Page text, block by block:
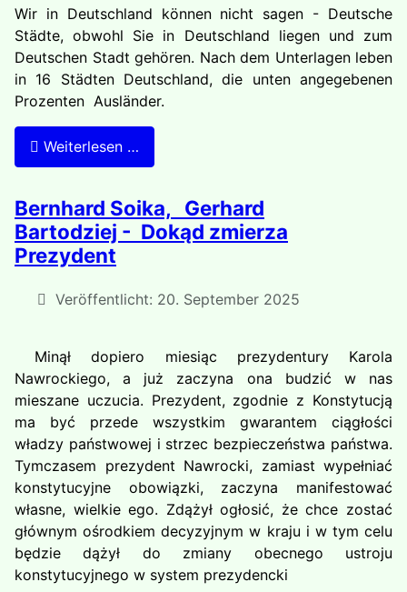
Wir in Deutschland können nicht sagen - Deutsche
Städte, obwohl Sie in Deutschland liegen und zum
Deutschen Stadt gehören. Nach dem Unterlagen leben
in 16 Städten Deutschland, die unten angegebenen
Prozenten Ausländer.
Weiterlesen …
Bernhard Soika, Gerhard
Bartodziej - Dokąd zmierza
Prezydent
Veröffentlicht: 20. September 2025
Minął dopiero miesiąc prezydentury Karola
Nawrockiego, a już zaczyna ona budzić w nas
mieszane uczucia. Prezydent, zgodnie z Konstytucją
ma być przede wszystkim gwarantem ciągłości
władzy państwowej i strzec bezpieczeństwa państwa.
Tymczasem prezydent Nawrocki, zamiast wypełniać
konstytucyjne obowiązki, zaczyna manifestować
własne, wielkie ego. Zdążył ogłosić, że chce zostać
głównym ośrodkiem decyzyjnym w kraju i w tym celu
będzie dążył do zmiany obecnego ustroju
konstytucyjnego w system prezydencki